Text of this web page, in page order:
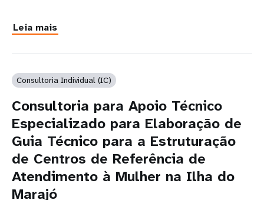
Leia mais
Consultoria Individual (IC)
Consultoria para Apoio Técnico
Especializado para Elaboração de
Guia Técnico para a Estruturação
de Centros de Referência de
Atendimento à Mulher na Ilha do
Marajó